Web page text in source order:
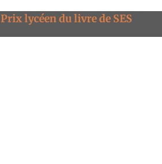
Prix lycéen du livre de SES